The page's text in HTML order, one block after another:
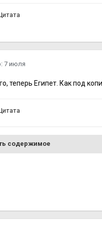
7 июля
теперь Египет. Как под
содержимое